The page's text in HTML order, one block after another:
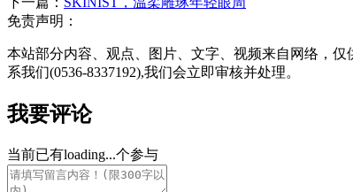
免责声明：
本站部分内容、观点、图片、文字、视频来自网络，
系我们(0536-8337192),我们会立即审核并处理。
我要评论
当前已有loading...个参与